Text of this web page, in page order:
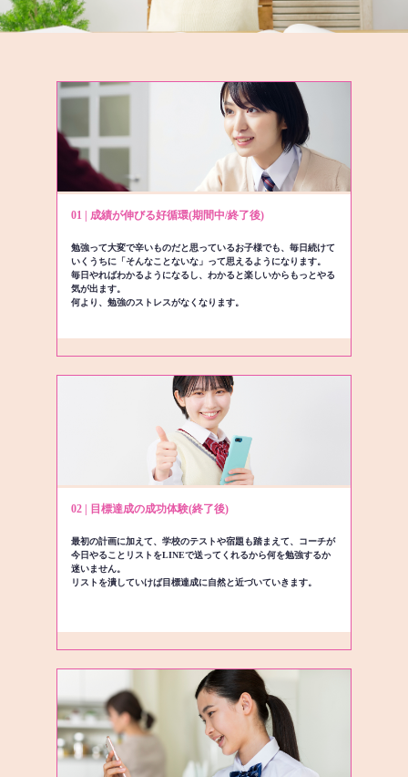
01 | 成績が伸びる好循環(期間中/終了後)
勉強って大変で辛いものだと思っているお子様でも、毎日続けて
いくうちに「そんなことないな」って思えるようになります。
毎日やればわかるようになるし、わかると楽しいからもっとやる
気が出ます。
何より、勉強のストレスがなくなります。
02 | 目標達成の成功体験(終了後)
最初の計画に加えて、学校のテストや宿題も踏まえて、コーチが
今日やることリストをLINEで送ってくれるから何を勉強するか
迷いません。
リストを潰していけば目標達成に自然と近づいていきます。